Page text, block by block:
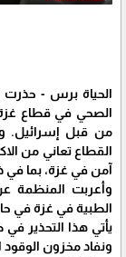
الحياة برس - حذرت
الصحي في قطاع غزة
من قبل إسرائيل.
القطاع تعاني من
آمن في غزة، بما
وأعربت المنظمة
الطبية في غزة في
يأتي هذا التحذير
ونفاد مخزون